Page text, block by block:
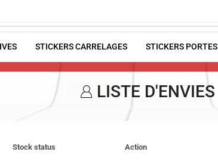
STICKERS CARRELAGES STICKERS PORTES
LISTE D'ENVIES
Stock status Action